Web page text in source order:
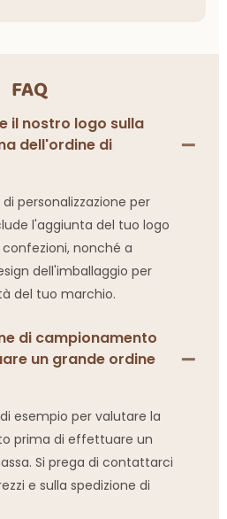
FAQ
il nostro logo sulla
dell'ordine di
personalizzazione per
l'aggiunta del tuo logo
nonché a
dell'imballaggio per
del tuo marchio.
di campionamento
un grande ordine
esempio per valutare la
prima di effettuare un
Si prega di contattarci
e sulla spedizione di